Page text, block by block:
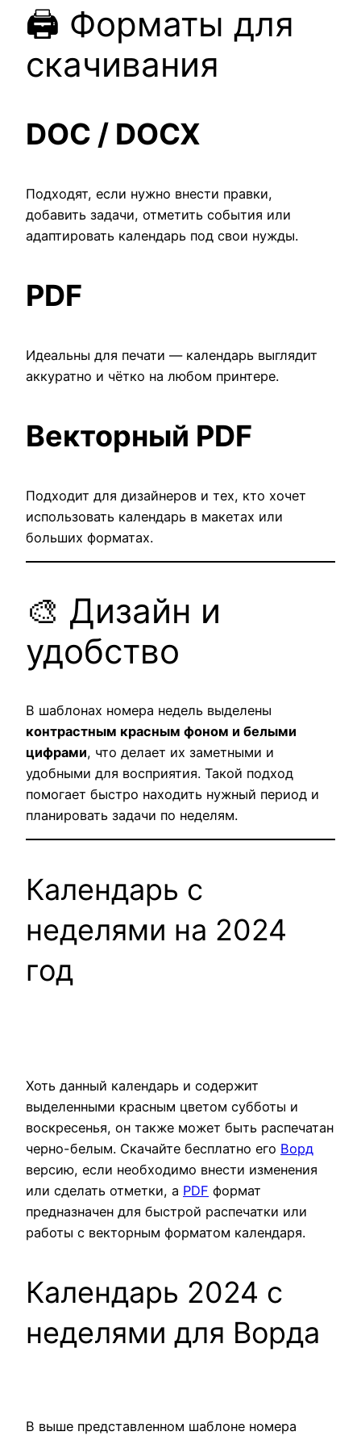
🖨️ Форматы для
скачивания
DOC / DOCX
Подходят, если нужно внести правки,
добавить задачи, отметить события или
адаптировать календарь под свои нужды.
PDF
Идеальны для печати — календарь выглядит
аккуратно и чётко на любом принтере.
Векторный PDF
Подходит для дизайнеров и тех, кто хочет
использовать календарь в макетах или
больших форматах.
🎨 Дизайн и
удобство
В шаблонах номера недель выделены
контрастным красным фоном и белыми
цифрами, что делает их заметными и
удобными для восприятия. Такой подход
помогает быстро находить нужный период и
планировать задачи по неделям.
Календарь с
неделями на 2024
год
Хоть данный календарь и содержит
выделенными красным цветом субботы и
воскресенья, он также может быть распечатан
черно-белым. Скачайте бесплатно его Ворд
версию, если необходимо внести изменения
или сделать отметки, а PDF формат
предназначен для быстрой распечатки или
работы с векторным форматом календаря.
Календарь 2024 с
неделями для Ворда
В выше представленном шаблоне номера